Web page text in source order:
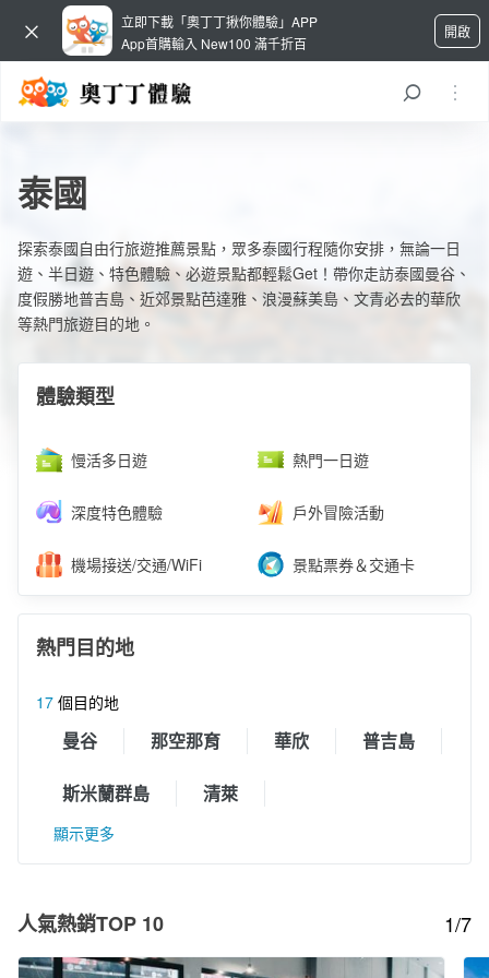
立即下載「奧丁丁揪你體驗」APP
App首購輸入 New100 滿千折百
開啟
泰國
探索泰國自由行旅遊推薦景點，眾多泰國行程隨你安排，無論一日
遊、半日遊、特色體驗、必遊景點都輕鬆Get！帶你走訪泰國曼谷、
度假勝地普吉島、近郊景點芭達雅、浪漫蘇美島、文青必去的華欣
等熱門旅遊目的地。
體驗類型
慢活多日遊 熱門一日遊
深度特色體驗 戶外冒險活動
機場接送/交通/WiFi 景點票券＆交通卡
熱門目的地
17 個目的地
曼谷 那空那育 華欣 普吉島
斯米蘭群島 清萊
顯示更多
人氣熱銷TOP 10 1/7